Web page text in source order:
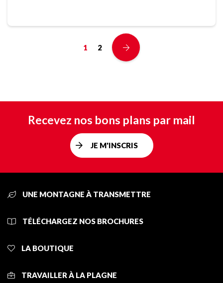
1 2
Recevez nos bons plans par mail
JE M'INSCRIS
UNE MONTAGNE À TRANSMETTRE
TÉLÉCHARGEZ NOS BROCHURES
LA BOUTIQUE
TRAVAILLER À LA PLAGNE